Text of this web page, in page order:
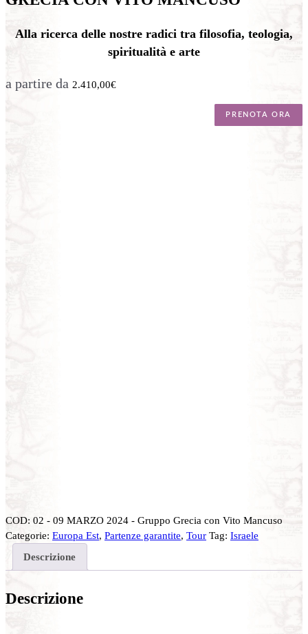
Alla ricerca delle nostre radici tra filosofia, teologia,
spiritualità e arte
a partire da 2.410,00€
PRENOTA ORA
COD: 02 - 09 MARZO 2024 - Gruppo Grecia con Vito Mancuso
Categorie: Europa Est, Partenze garantite, Tour Tag: Israele
Descrizione
Descrizione